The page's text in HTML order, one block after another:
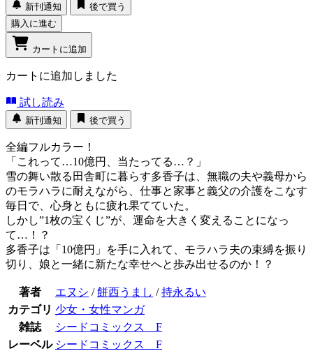
新刊通知
後で買う
購入に進む
カートに追加
カートに追加しました
試し読み
新刊通知 後で買う
全編フルカラー！
「これって…10億円、当たってる…？」
雪の舞い散る田舎町に暮らす多香子は、無職の夫や義母から
のモラハラに耐えながら、仕事と家事と義父の介護をこなす
毎日で、心身ともに疲れ果てていた。
しかし”1枚の宝くじ”が、運命を大きく変えることになっ
て…！？
多香子は「10億円」を手に入れて、モラハラ夫の束縛を振り
切り、娘と一緒に新たな幸せへと歩み出せるのか！？
著者 エヌシ /餅西うまし /持永るい
カテゴリ 少女・女性マンガ
雑誌
シードコミックス F
レーベル シードコミックス F